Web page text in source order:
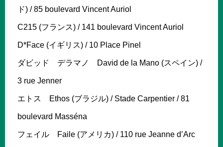
ド) / 85 boulevard Vincent Auriol
C215 (フランス) / 141 boulevard Vincent Auriol
D*Face (イギリス) / 10 Place Pinel
ダビッド デラマノ David de la Mano (スペイン) /
3 rue Jenner
エトス Ethos (ブラジル) / Stade Carpentier / 81
boulevard Masséna
フェイル Faile (アメリカ) / 110 rue Jeanne d’Arc